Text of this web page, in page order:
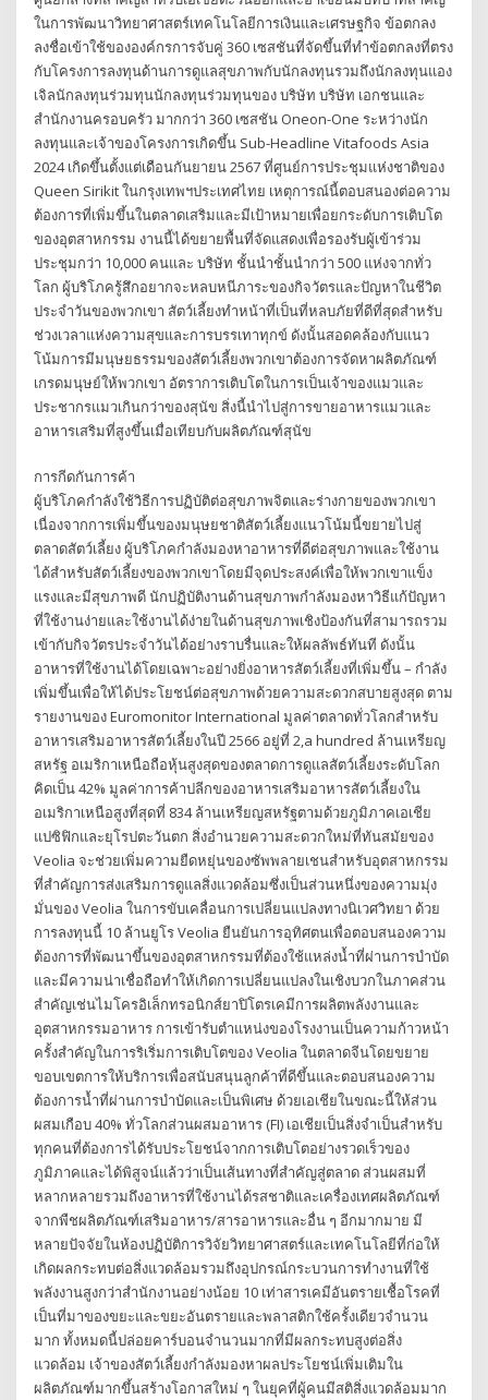
ในการพัฒนาวิทยาศาสตร์เทคโนโลยีการเงินและเศรษฐกิจ ข้อตกลง
ลงชื่อเข้าใช้ขององค์กรการจับคู่ 360 เซสชันที่จัดขึ้นที่ทำข้อตกลงที่ตรง
กับโครงการลงทุนด้านการดูแลสุขภาพกับนักลงทุนรวมถึงนักลงทุนแอง
เจิลนักลงทุนร่วมทุนนักลงทุนร่วมทุนของ บริษัท บริษัท เอกชนและ
สำนักงานครอบครัว มากกว่า 360 เซสชัน Oneon-One ระหว่างนัก
ลงทุนและเจ้าของโครงการเกิดขึ้น Sub-Headline Vitafoods Asia
2024 เกิดขึ้นตั้งแต่เดือนกันยายน 2567 ที่ศูนย์การประชุมแห่งชาติของ
Queen Sirikit ในกรุงเทพฯประเทศไทย เหตุการณ์นี้ตอบสนองต่อความ
ต้องการที่เพิ่มขึ้นในตลาดเสริมและมีเป้าหมายเพื่อยกระดับการเติบโต
ของอุตสาหกรรม งานนี้ได้ขยายพื้นที่จัดแสดงเพื่อรองรับผู้เข้าร่วม
ประชุมกว่า 10,000 คนและ บริษัท ชั้นนำชั้นนำกว่า 500 แห่งจากทั่ว
โลก ผู้บริโภครู้สึกอยากจะหลบหนีภาระของกิจวัตรและปัญหาในชีวิต
ประจำวันของพวกเขา สัตว์เลี้ยงทำหน้าที่เป็นที่หลบภัยที่ดีที่สุดสำหรับ
ช่วงเวลาแห่งความสุขและการบรรเทาทุกข์ ดังนั้นสอดคล้องกับแนว
โน้มการมีมนุษยธรรมของสัตว์เลี้ยงพวกเขาต้องการจัดหาผลิตภัณฑ์
เกรดมนุษย์ให้พวกเขา อัตราการเติบโตในการเป็นเจ้าของแมวและ
ประชากรแมวเกินกว่าของสุนัข สิ่งนี้นำไปสู่การขายอาหารแมวและ
อาหารเสริมที่สูงขึ้นเมื่อเทียบกับผลิตภัณฑ์สุนัข
การกีดกันการค้า
ผู้บริโภคกำลังใช้วิธีการปฏิบัติต่อสุขภาพจิตและร่างกายของพวกเขา
เนื่องจากการเพิ่มขึ้นของมนุษยชาติสัตว์เลี้ยงแนวโน้มนี้ขยายไปสู่
ตลาดสัตว์เลี้ยง ผู้บริโภคกำลังมองหาอาหารที่ดีต่อสุขภาพและใช้งาน
ได้สำหรับสัตว์เลี้ยงของพวกเขาโดยมีจุดประสงค์เพื่อให้พวกเขาแข็ง
แรงและมีสุขภาพดี นักปฏิบัติงานด้านสุขภาพกำลังมองหาวิธีแก้ปัญหา
ที่ใช้งานง่ายและใช้งานได้ง่ายในด้านสุขภาพเชิงป้องกันที่สามารถรวม
เข้ากับกิจวัตรประจำวันได้อย่างราบรื่นและให้ผลลัพธ์ทันที ดังนั้น
อาหารที่ใช้งานได้โดยเฉพาะอย่างยิ่งอาหารสัตว์เลี้ยงที่เพิ่มขึ้น – กำลัง
เพิ่มขึ้นเพื่อให้ได้ประโยชน์ต่อสุขภาพด้วยความสะดวกสบายสูงสุด ตาม
รายงานของ Euromonitor International มูลค่าตลาดทั่วโลกสำหรับ
อาหารเสริมอาหารสัตว์เลี้ยงในปี 2566 อยู่ที่ 2,a hundred ล้านเหรียญ
สหรัฐ อเมริกาเหนือถือหุ้นสูงสุดของตลาดการดูแลสัตว์เลี้ยงระดับโลก
คิดเป็น 42% มูลค่าการค้าปลีกของอาหารเสริมอาหารสัตว์เลี้ยงใน
อเมริกาเหนือสูงที่สุดที่ 834 ล้านเหรียญสหรัฐตามด้วยภูมิภาคเอเชีย
แปซิฟิกและยุโรปตะวันตก สิ่งอำนวยความสะดวกใหม่ที่ทันสมัยของ
Veolia จะช่วยเพิ่มความยืดหยุ่นของซัพพลายเชนสำหรับอุตสาหกรรม
ที่สำคัญการส่งเสริมการดูแลสิ่งแวดล้อมซึ่งเป็นส่วนหนึ่งของความมุ่ง
มั่นของ Veolia ในการขับเคลื่อนการเปลี่ยนแปลงทางนิเวศวิทยา ด้วย
การลงทุนนี้ 10 ล้านยูโร Veolia ยืนยันการอุทิศตนเพื่อตอบสนองความ
ต้องการที่พัฒนาขึ้นของอุตสาหกรรมที่ต้องใช้แหล่งน้ำที่ผ่านการบำบัด
และมีความน่าเชื่อถือทำให้เกิดการเปลี่ยนแปลงในเชิงบวกในภาคส่วน
สำคัญเช่นไมโครอิเล็กทรอนิกส์ยาปิโตรเคมีการผลิตพลังงานและ
อุตสาหกรรมอาหาร การเข้ารับตำแหน่งของโรงงานเป็นความก้าวหน้า
ครั้งสำคัญในการริเริ่มการเติบโตของ Veolia ในตลาดจีนโดยขยาย
ขอบเขตการให้บริการเพื่อสนับสนุนลูกค้าที่ดีขึ้นและตอบสนองความ
ต้องการน้ำที่ผ่านการบำบัดและเป็นพิเศษ ด้วยเอเชียในขณะนี้ให้ส่วน
ผสมเกือบ 40% ทั่วโลกส่วนผสมอาหาร (FI) เอเชียเป็นสิ่งจำเป็นสำหรับ
ทุกคนที่ต้องการได้รับประโยชน์จากการเติบโตอย่างรวดเร็วของ
ภูมิภาคและได้พิสูจน์แล้วว่าเป็นเส้นทางที่สำคัญสู่ตลาด ส่วนผสมที่
หลากหลายรวมถึงอาหารที่ใช้งานได้รสชาติและเครื่องเทศผลิตภัณฑ์
จากพืชผลิตภัณฑ์เสริมอาหาร/สารอาหารและอื่น ๆ อีกมากมาย มี
หลายปัจจัยในห้องปฏิบัติการวิจัยวิทยาศาสตร์และเทคโนโลยีที่ก่อให้
เกิดผลกระทบต่อสิ่งแวดล้อมรวมถึงอุปกรณ์กระบวนการทำงานที่ใช้
พลังงานสูงกว่าสำนักงานอย่างน้อย 10 เท่าสารเคมีอันตรายเชื้อโรคที่
เป็นที่มาของขยะและขยะอันตรายและพลาสติกใช้ครั้งเดียวจำนวน
มาก ทั้งหมดนี้ปล่อยคาร์บอนจำนวนมากที่มีผลกระทบสูงต่อสิ่ง
แวดล้อม เจ้าของสัตว์เลี้ยงกำลังมองหาผลประโยชน์เพิ่มเติมใน
ผลิตภัณฑ์มากขึ้นสร้างโอกาสใหม่ ๆ ในยุคที่ผู้คนมีสติสิ่งแวดล้อมมาก